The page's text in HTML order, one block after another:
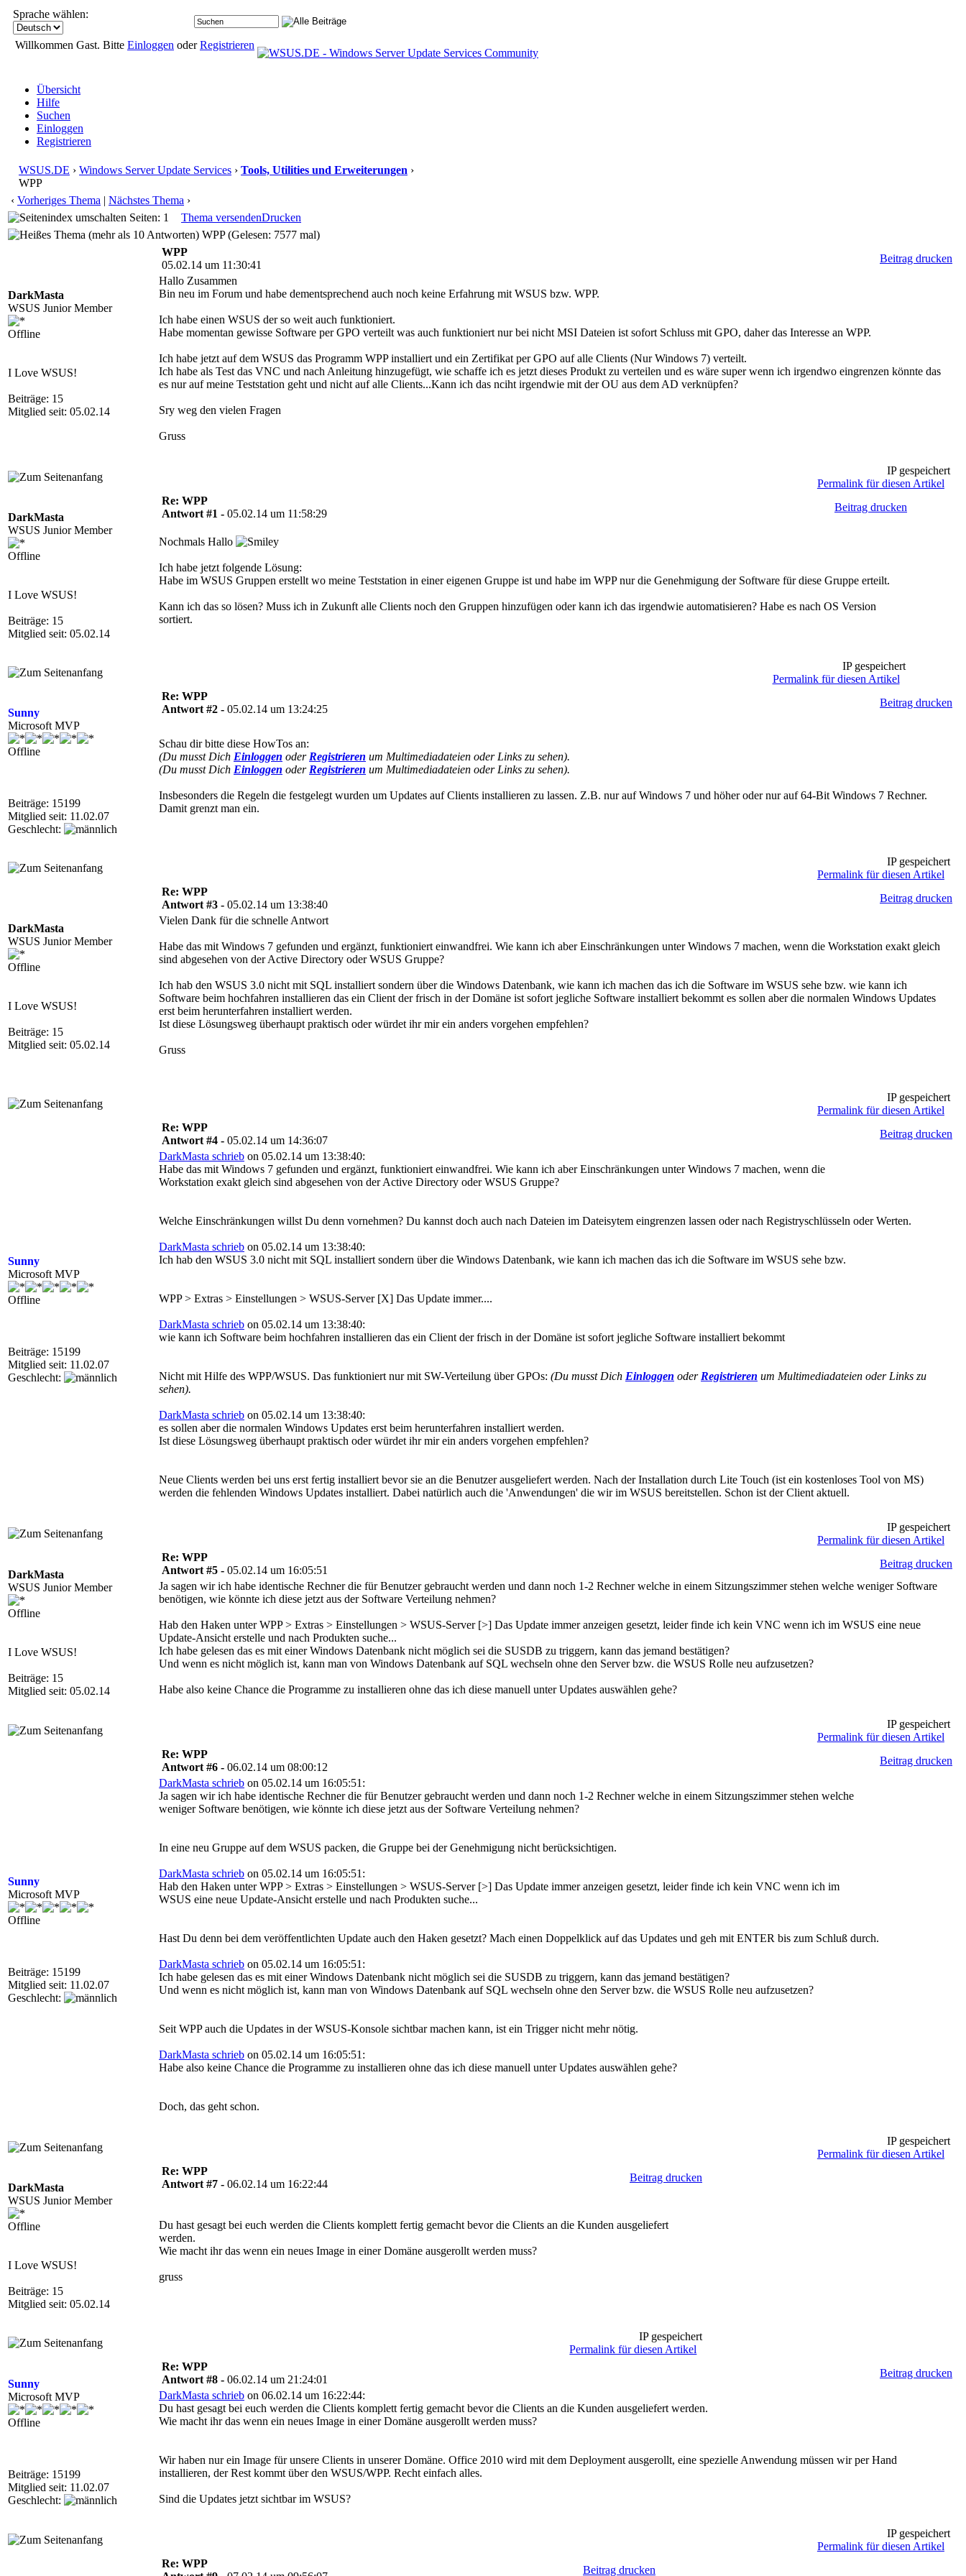
Sprache wählen:
Willkommen Gast. Bitte Einloggen oderRegistrieren
Übersicht
Hilfe
Suchen
Einloggen
Registrieren
WSUS.DE › Windows Server Update Services › Tools, Utilities und Erweiterungen ›
WPP
‹ Vorheriges Thema | Nächstes Thema ›
Seiten: 1
Thema versendenDrucken
WPP (Gelesen: 7577 mal)
DarkMasta
WSUS Junior Member
Offline
I Love WSUS!
Beiträge: 15
Mitglied seit: 05.02.14
WPP
05.02.14 um 11:30:41
Beitrag drucken
Hallo Zusammen
Bin neu im Forum und habe dementsprechend auch noch keine Erfahrung mit WSUS bzw. WPP.
Ich habe einen WSUS der so weit auch funktioniert.
Habe momentan gewisse Software per GPO verteilt was auch funktioniert nur bei nicht MSI Dateien ist sofort Schluss mit GPO, daher das Interesse an WPP.
Ich habe jetzt auf dem WSUS das Programm WPP installiert und ein Zertifikat per GPO auf alle Clients (Nur Windows 7) verteilt.
Ich habe als Test das VNC und nach Anleitung hinzugefügt, wie schaffe ich es jetzt dieses Produkt zu verteilen und es wäre super wenn ich irgendwo eingrenzen könnte das
es nur auf meine Teststation geht und nicht auf alle Clients...Kann ich das nciht irgendwie mit der OU aus dem AD verknüpfen?
Sry weg den vielen Fragen
Gruss
IP gespeichert
Permalink für diesen Artikel
DarkMasta
WSUS Junior Member
Offline
I Love WSUS!
Beiträge: 15
Mitglied seit: 05.02.14
Re: WPP
Antwort #1 - 05.02.14 um 11:58:29
Beitrag drucken
Nochmals Hallo
Ich habe jetzt folgende Lösung:
Habe im WSUS Gruppen erstellt wo meine Teststation in einer eigenen Gruppe ist und habe im WPP nur die Genehmigung der Software für diese Gruppe erteilt.
Kann ich das so lösen? Muss ich in Zukunft alle Clients noch den Gruppen hinzufügen oder kann ich das irgendwie automatisieren? Habe es nach OS Version
sortiert.
IP gespeichert
Permalink für diesen Artikel
Sunny
Microsoft MVP
Offline
Beiträge: 15199
Mitglied seit: 11.02.07
Geschlecht:
Re: WPP
Antwort #2 - 05.02.14 um 13:24:25
Beitrag drucken
Schau dir bitte diese HowTos an:
(Du musst Dich Einloggen oder Registrieren um Multimediadateien oder Links zu sehen).
(Du musst Dich Einloggen oder Registrieren um Multimediadateien oder Links zu sehen).
Insbesonders die Regeln die festgelegt wurden um Updates auf Clients installieren zu lassen. Z.B. nur auf Windows 7 und höher oder nur auf 64-Bit Windows 7 Rechner.
Damit grenzt man ein.
IP gespeichert
Permalink für diesen Artikel
DarkMasta
WSUS Junior Member
Offline
I Love WSUS!
Beiträge: 15
Mitglied seit: 05.02.14
Re: WPP
Antwort #3 - 05.02.14 um 13:38:40
Beitrag drucken
Vielen Dank für die schnelle Antwort
Habe das mit Windows 7 gefunden und ergänzt, funktioniert einwandfrei. Wie kann ich aber Einschränkungen unter Windows 7 machen, wenn die Workstation exakt gleich
sind abgesehen von der Active Directory oder WSUS Gruppe?
Ich hab den WSUS 3.0 nicht mit SQL installiert sondern über die Windows Datenbank, wie kann ich machen das ich die Software im WSUS sehe bzw. wie kann ich
Software beim hochfahren installieren das ein Client der frisch in der Domäne ist sofort jegliche Software installiert bekommt es sollen aber die normalen Windows Updates
erst beim herunterfahren installiert werden.
Ist diese Lösungsweg überhaupt praktisch oder würdet ihr mir ein anders vorgehen empfehlen?
Gruss
IP gespeichert
Permalink für diesen Artikel
Sunny
Microsoft MVP
Offline
Beiträge: 15199
Mitglied seit: 11.02.07
Geschlecht:
Re: WPP
Antwort #4 - 05.02.14 um 14:36:07
Beitrag drucken
DarkMasta schrieb on 05.02.14 um 13:38:40:
Habe das mit Windows 7 gefunden und ergänzt, funktioniert einwandfrei. Wie kann ich aber Einschränkungen unter Windows 7 machen, wenn die
Workstation exakt gleich sind abgesehen von der Active Directory oder WSUS Gruppe?
Welche Einschränkungen willst Du denn vornehmen? Du kannst doch auch nach Dateien im Dateisytem eingrenzen lassen oder nach Registryschlüsseln oder Werten.
DarkMasta schrieb on 05.02.14 um 13:38:40:
Ich hab den WSUS 3.0 nicht mit SQL installiert sondern über die Windows Datenbank, wie kann ich machen das ich die Software im WSUS sehe bzw.
WPP > Extras > Einstellungen > WSUS-Server [X] Das Update immer....
DarkMasta schrieb on 05.02.14 um 13:38:40:
wie kann ich Software beim hochfahren installieren das ein Client der frisch in der Domäne ist sofort jegliche Software installiert bekommt
Nicht mit Hilfe des WPP/WSUS. Das funktioniert nur mit SW-Verteilung über GPOs: (Du musst Dich Einloggen oder Registrieren um Multimediadateien oder Links zu
sehen).
DarkMasta schrieb on 05.02.14 um 13:38:40:
es sollen aber die normalen Windows Updates erst beim herunterfahren installiert werden.
Ist diese Lösungsweg überhaupt praktisch oder würdet ihr mir ein anders vorgehen empfehlen?
Neue Clients werden bei uns erst fertig installiert bevor sie an die Benutzer ausgeliefert werden. Nach der Installation durch Lite Touch (ist ein kostenloses Tool von MS)
werden die fehlenden Windows Updates installiert. Dabei natürlich auch die 'Anwendungen' die wir im WSUS bereitstellen. Schon ist der Client aktuell.
IP gespeichert
Permalink für diesen Artikel
DarkMasta
WSUS Junior Member
Offline
I Love WSUS!
Beiträge: 15
Mitglied seit: 05.02.14
Re: WPP
Antwort #5 - 05.02.14 um 16:05:51
Beitrag drucken
Ja sagen wir ich habe identische Rechner die für Benutzer gebraucht werden und dann noch 1-2 Rechner welche in einem Sitzungszimmer stehen welche weniger Software
benötigen, wie könnte ich diese jetzt aus der Software Verteilung nehmen?
Hab den Haken unter WPP > Extras > Einstellungen > WSUS-Server [>] Das Update immer anzeigen gesetzt, leider finde ich kein VNC wenn ich im WSUS eine neue
Update-Ansicht erstelle und nach Produkten suche...
Ich habe gelesen das es mit einer Windows Datenbank nicht möglich sei die SUSDB zu triggern, kann das jemand bestätigen?
Und wenn es nicht möglich ist, kann man von Windows Datenbank auf SQL wechseln ohne den Server bzw. die WSUS Rolle neu aufzusetzen?
Habe also keine Chance die Programme zu installieren ohne das ich diese manuell unter Updates auswählen gehe?
IP gespeichert
Permalink für diesen Artikel
Sunny
Microsoft MVP
Offline
Beiträge: 15199
Mitglied seit: 11.02.07
Geschlecht:
Re: WPP
Antwort #6 - 06.02.14 um 08:00:12
Beitrag drucken
DarkMasta schrieb on 05.02.14 um 16:05:51:
Ja sagen wir ich habe identische Rechner die für Benutzer gebraucht werden und dann noch 1-2 Rechner welche in einem Sitzungszimmer stehen welche
weniger Software benötigen, wie könnte ich diese jetzt aus der Software Verteilung nehmen?
In eine neu Gruppe auf dem WSUS packen, die Gruppe bei der Genehmigung nicht berücksichtigen.
DarkMasta schrieb on 05.02.14 um 16:05:51:
Hab den Haken unter WPP > Extras > Einstellungen > WSUS-Server [>] Das Update immer anzeigen gesetzt, leider finde ich kein VNC wenn ich im
WSUS eine neue Update-Ansicht erstelle und nach Produkten suche...
Hast Du denn bei dem veröffentlichten Update auch den Haken gesetzt? Mach einen Doppelklick auf das Updates und geh mit ENTER bis zum Schluß durch.
DarkMasta schrieb on 05.02.14 um 16:05:51:
Ich habe gelesen das es mit einer Windows Datenbank nicht möglich sei die SUSDB zu triggern, kann das jemand bestätigen?
Und wenn es nicht möglich ist, kann man von Windows Datenbank auf SQL wechseln ohne den Server bzw. die WSUS Rolle neu aufzusetzen?
Seit WPP auch die Updates in der WSUS-Konsole sichtbar machen kann, ist ein Trigger nicht mehr nötig.
DarkMasta schrieb on 05.02.14 um 16:05:51:
Habe also keine Chance die Programme zu installieren ohne das ich diese manuell unter Updates auswählen gehe?
Doch, das geht schon.
IP gespeichert
Permalink für diesen Artikel
DarkMasta
WSUS Junior Member
Offline
I Love WSUS!
Beiträge: 15
Mitglied seit: 05.02.14
Re: WPP
Antwort #7 - 06.02.14 um 16:22:44
Beitrag drucken
Du hast gesagt bei euch werden die Clients komplett fertig gemacht bevor die Clients an die Kunden ausgeliefert
werden.
Wie macht ihr das wenn ein neues Image in einer Domäne ausgerollt werden muss?
gruss
IP gespeichert
Permalink für diesen Artikel
Sunny
Microsoft MVP
Offline
Beiträge: 15199
Mitglied seit: 11.02.07
Geschlecht:
Re: WPP
Antwort #8 - 06.02.14 um 21:24:01
Beitrag drucken
DarkMasta schrieb on 06.02.14 um 16:22:44:
Du hast gesagt bei euch werden die Clients komplett fertig gemacht bevor die Clients an die Kunden ausgeliefert werden.
Wie macht ihr das wenn ein neues Image in einer Domäne ausgerollt werden muss?
Wir haben nur ein Image für unsere Clients in unserer Domäne. Office 2010 wird mit dem Deployment ausgerollt, eine spezielle Anwendung müssen wir per Hand
installieren, der Rest kommt über den WSUS/WPP. Recht einfach alles.
Sind die Updates jetzt sichtbar im WSUS?
IP gespeichert
Permalink für diesen Artikel
Re: WPP
Beitrag drucken